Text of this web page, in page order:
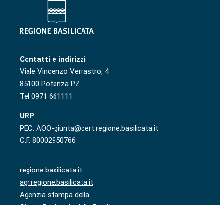
Contatti e indirizzi
Viale Vincenzo Verrastro, 4
85100 Potenza PZ
Tel 0971 661111
URP
PEC: AOO-giunta@cert.regione.basilicata.it
C.F. 80002950766
regione.basilicata.it
agr.regione.basilicata.it
Agenzia stampa della